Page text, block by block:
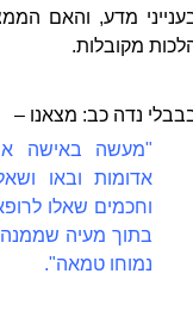
מדע, והאם
מקובלות.
נדה כב: מצאנו –
"מעשה באישה
אדומות ובאו
וחכמים שאלו
בתוך מעיה
נמוחו טמאה".